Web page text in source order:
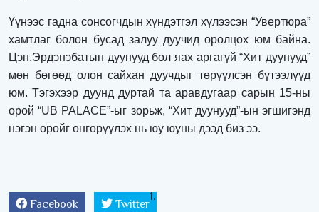
Үүнээс гадна сонсогчдын хүндэтгэл хүлээсэн “Увертюра”
хамтлаг болон бусад залуу дуучид оролцох юм байна.
Цэн.Эрдэнэбатын дуунууд бол яах аргагүй “Хит дуунууд”
мөн бөгөөд олон сайхан дуучдыг төрүүлсэн бүтээлүүд
юм. Тэгэхээр дуунд дуртай та аравдугаар сарын 15-ны
орой “UB PALACE”-ыг зорьж, “Хит дуунууд”-ын эгшигэнд
нэгэн оройг өнгөрүүлэх нь юу юуны дээд биз ээ.
Facebook Twitter